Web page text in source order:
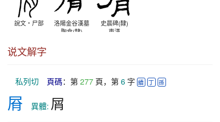
說文‧尸部
洛陽金谷漢墓
陶倉(隸)
史晨碑(隸)
東漢
说文解字
私列切 頁碼：第 277 頁，第 6 字 續 丁 孫
㞕 異體: 屑